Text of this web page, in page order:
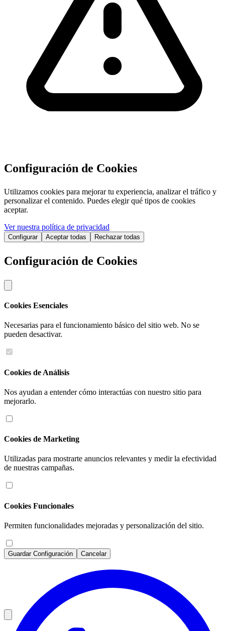
Configuración de Cookies
Utilizamos cookies para mejorar tu experiencia, analizar el tráfico y
personalizar el contenido. Puedes elegir qué tipos de cookies
aceptar.
Ver nuestra política de privacidad
Configurar Aceptar todas Rechazar todas
Configuración de Cookies
Cookies Esenciales
Necesarias para el funcionamiento básico del sitio web. No se
pueden desactivar.
Cookies de Análisis
Nos ayudan a entender cómo interactúas con nuestro sitio para
mejorarlo.
Cookies de Marketing
Utilizadas para mostrarte anuncios relevantes y medir la efectividad
de nuestras campañas.
Cookies Funcionales
Permiten funcionalidades mejoradas y personalización del sitio.
Guardar Configuración Cancelar